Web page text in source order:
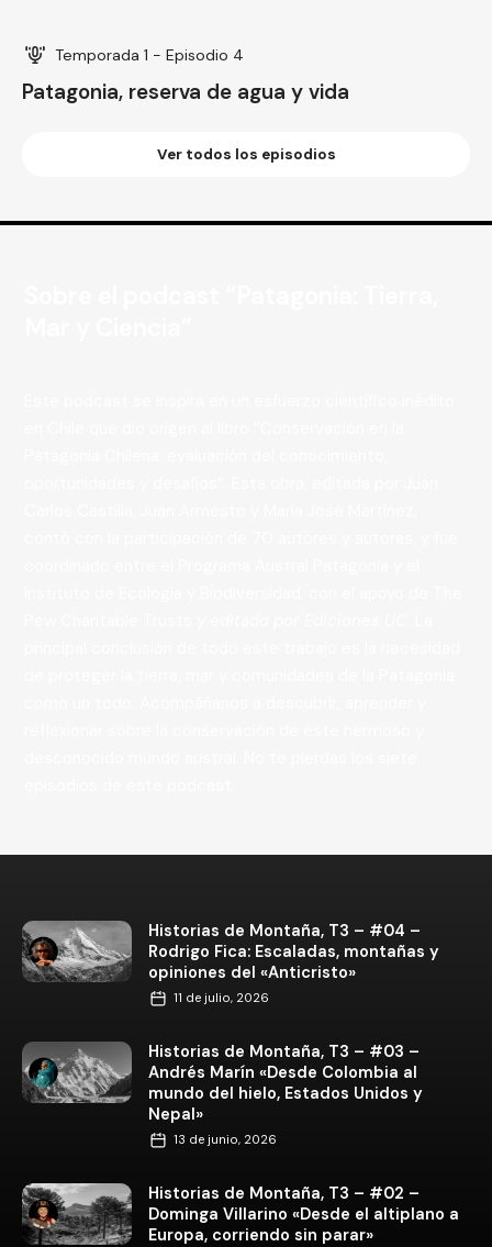
Temporada 1 - Episodio 4
Patagonia, reserva de agua y vida
Ver todos los episodios
Historias de Montaña, T3 – #04 –
Rodrigo Fica: Escaladas, montañas y
opiniones del «Anticristo»
11 de julio, 2026
Historias de Montaña, T3 – #03 –
Andrés Marín «Desde Colombia al
mundo del hielo, Estados Unidos y
Nepal»
13 de junio, 2026
Historias de Montaña, T3 – #02 –
Dominga Villarino «Desde el altiplano a
Europa, corriendo sin parar»